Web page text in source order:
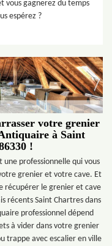
vous gagnerez du temps
espérez ?
votre grenier
à Saint
!
professionnelle qui vous
grenier et votre cave. Et
récupérer le grenier et cave
récents Saint Chartres dans
professionnel dépend
à vider dans votre grenier
trappe avec escalier en ville